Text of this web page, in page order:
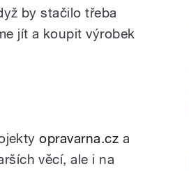
by stačilo třeba
jít a koupit výrobek
opravarna.cz a
věcí, ale i na